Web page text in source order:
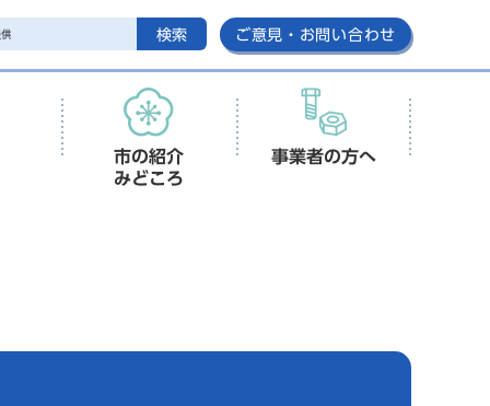
検索 ご意見・お問い合わせ
市の紹介
みどころ
事業者の方へ